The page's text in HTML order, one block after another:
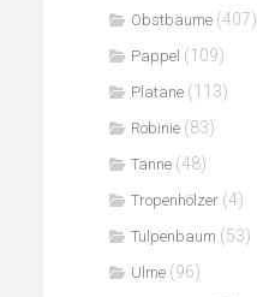
Obstbäume (407)
Pappel (109)
Platane (113)
Robinie (83)
Tanne (48)
Tropenhölzer (4)
Tulpenbaum (53)
Ulme (96)